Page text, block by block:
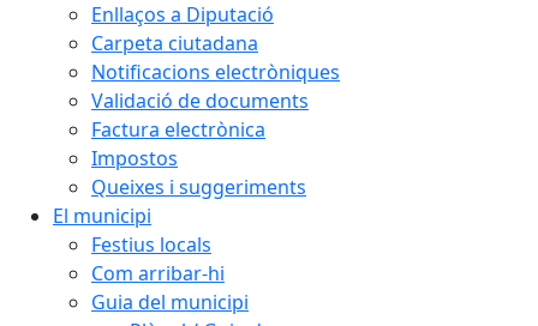
Enllaços a Diputació
Carpeta ciutadana
Notificacions electròniques
Validació de documents
Factura electrònica
Impostos
Queixes i suggeriments
El municipi
Festius locals
Com arribar-hi
Guia del municipi